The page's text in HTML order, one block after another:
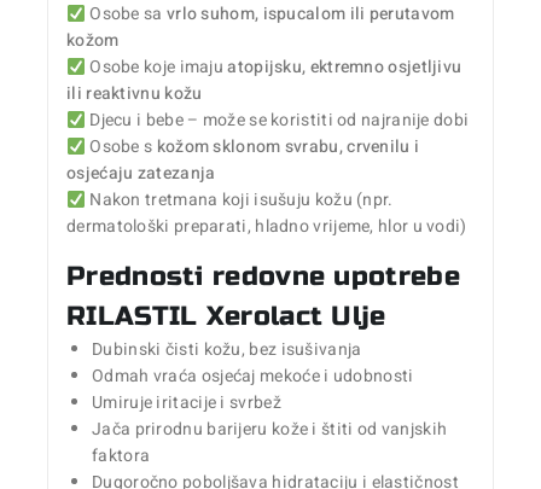
Osobe sa vrlo suhom, ispucalom ili perutavom
kožom
Osobe koje imajuatopijsku, ektremno osjetljivu
ili reaktivnu kožu
Djecu i bebe – može se koristiti od najranije dobi
Osobe s kožom sklonom svrabu, crvenilu i
osjećaju zatezanja
Nakon tretmana koji isušuju kožu (npr.
dermatološki preparati, hladno vrijeme, hlor u vodi)
Prednosti redovne upotrebe
RILASTIL Xerolact Ulje
Dubinski čisti kožu, bez isušivanja
Odmah vraća osjećaj mekoće i udobnosti
Umiruje iritacije i svrbež
Jača prirodnu barijeru kože i štiti od vanjskih
faktora
Dugoročno poboljšava hidrataciju i elastičnost